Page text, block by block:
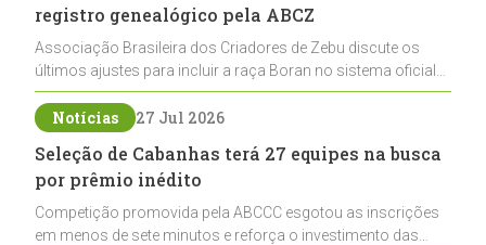
registro genealógico pela ABCZ
Associação Brasileira dos Criadores de Zebu discute os
últimos ajustes para incluir a raça Boran no sistema oficial
de registros, abrindo caminho para sua expansão na
pecuária nacional
Notícias 27 Jul 2026
Seleção de Cabanhas terá 27 equipes na busca
por prêmio inédito
Competição promovida pela ABCCC esgotou as inscrições
em menos de sete minutos e reforça o investimento das